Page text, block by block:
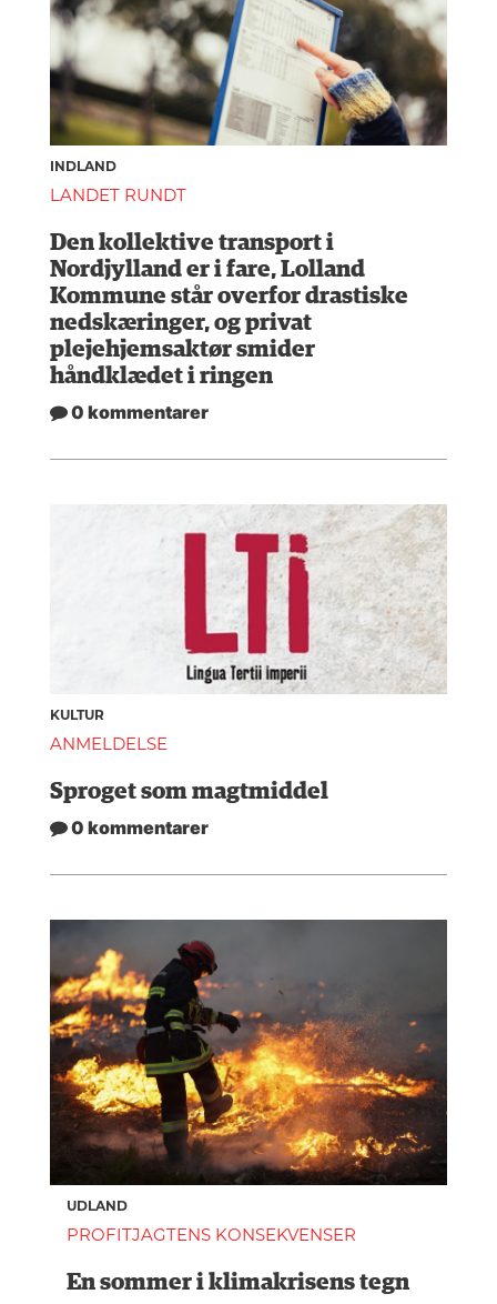
INDLAND
LANDET RUNDT
Den kollektive transport i
Nordjylland er i fare, Lolland
Kommune står overfor drastiske
nedskæringer, og privat
plejehjemsaktør smider
håndklædet i ringen
0 kommentarer
KULTUR
ANMELDELSE
Sproget som magtmiddel
0 kommentarer
UDLAND
PROFITJAGTENS KONSEKVENSER
En sommer i klimakrisens tegn